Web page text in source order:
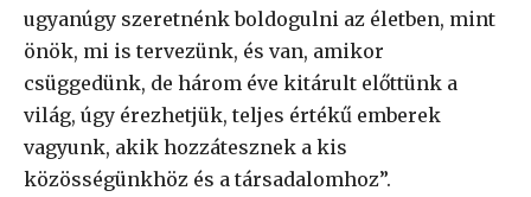
ugyanúgy szeretnénk boldogulni az életben, mint
önök, mi is tervezünk, és van, amikor
csüggedünk, de három éve kitárult előttünk a
világ, úgy érezhetjük, teljes értékű emberek
vagyunk, akik hozzátesznek a kis
közösségünkhöz és a társadalomhoz”.